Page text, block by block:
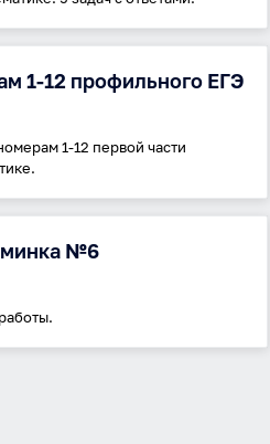
своих персональных
целей, определённых в
персональных
1-12 профильного ЕГЭ
1-12 первой части
№6